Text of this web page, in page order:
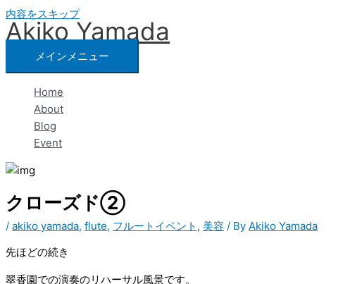
内容をスキップ
Akiko Yamada
メインメニュー
Home
About
Blog
Event
クローズド②
/ akiko yamada, flute, フルートイベント , 美容 / By Akiko Yamada
先ほどの続き
翠香園での演奏のリハーサル風景です。